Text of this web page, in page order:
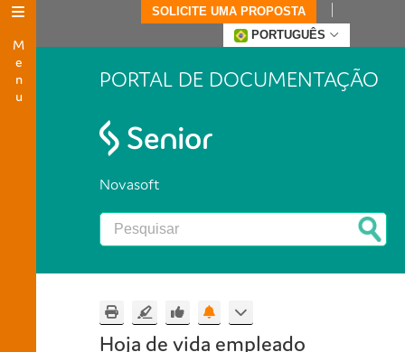
Menu
SOLICITE UMA PROPOSTA
PORTUGUÊS
PORTAL DE DOCUMENTAÇÃO
Novasoft
Hoja de vida empleado